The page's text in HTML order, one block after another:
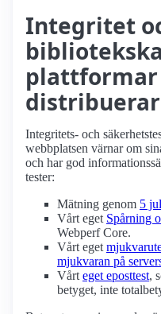
Integritet
plattformar
Integritets- och
webbplatsen värnar om
och har god
tester:
Mätning genom 5
Vårt eget Spårning
Webperf Core.
Vårt eget
mjukvaran på
Vårt eget eposttest,
betyget, inte